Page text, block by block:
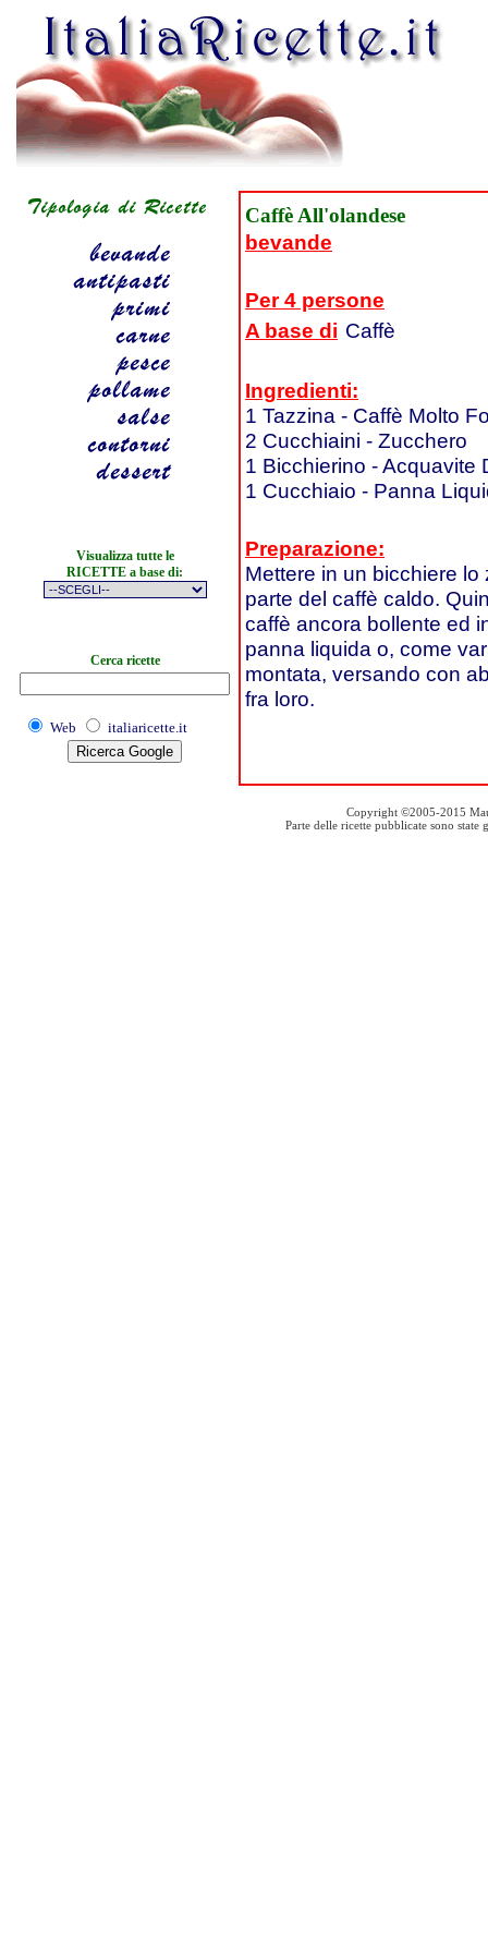
Visualizza tutte le
RICETTE a base di:
Cerca ricette
Web italiaricette.it
Caffè All'olandese
bevande
Per 4 persone
A base di Caffè
Ingredienti:
1 Tazzina - Caffè Molto
2 Cucchiaini - Zucchero
1 Bicchierino - Acquavite
1 Cucchiaio - Panna
Preparazione:
Mettere in un bicchiere
parte del caffè caldo.
caffè ancora bollente ed
panna liquida o, come
montata, versando con
fra loro.
Copyright ©2005-2015
Parte delle ricette pubblicate sono state